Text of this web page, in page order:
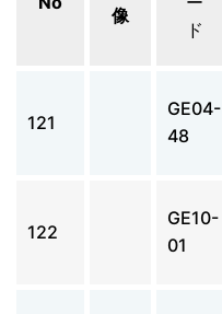
像
ド
121
GE04-
48
122
GE10-
01